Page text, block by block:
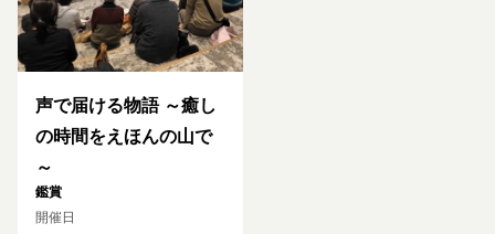
声で届ける物語 ～癒し
の時間をえほんの山で
～
鑑賞
開催日